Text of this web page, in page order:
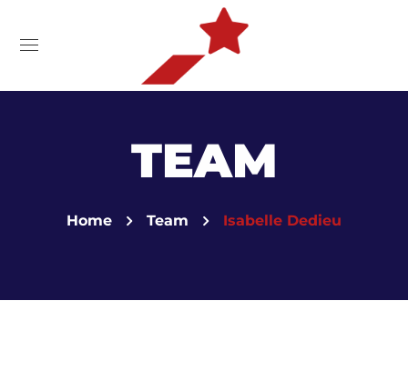
TEAM
Home Team Isabelle Dedieu